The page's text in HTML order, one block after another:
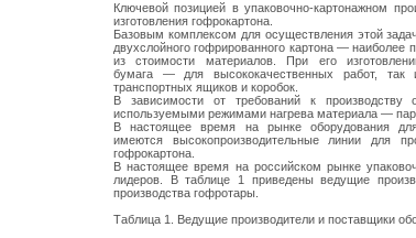
Ключевой позицией в упаковочно-картонажном
изготовления гофрокартона.
Базовым комплексом для осуществления этой
двухслойного гофрированного картона — наиболее
из стоимости материалов. При его
бумага — для высококачественных работ,
транспортных ящиков и коробок.
В зависимости от требований к
используемыми режимами нагрева материала —
В настоящее время на рынке оборудования
имеются высокопроизводительные линии для
гофрокартона.
В настоящее время на российском рынке
лидеров. В таблице 1 приведены ведущие
производства гофротары.
Таблица 1. Ведущие производители и поставщики